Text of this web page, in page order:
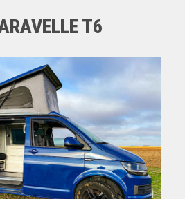
T6